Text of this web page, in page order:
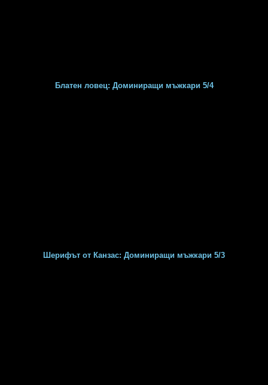
Блатен ловец: Доминиращи мъжкари 5/4
Шерифът от Канзас: Доминиращи мъжкари 5/3